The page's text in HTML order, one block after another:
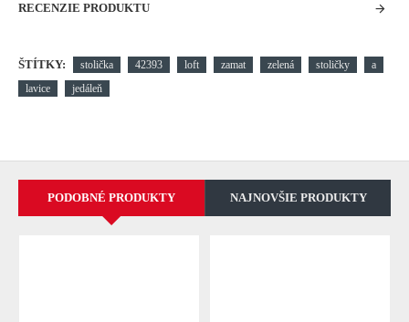
RECENZIE PRODUKTU
ŠTÍTKY: stolička 42393 loft zamat zelená stoličky
a
lavice
jedáleň
PODOBNÉ PRODUKTY NAJNOVŠIE PRODUKTY